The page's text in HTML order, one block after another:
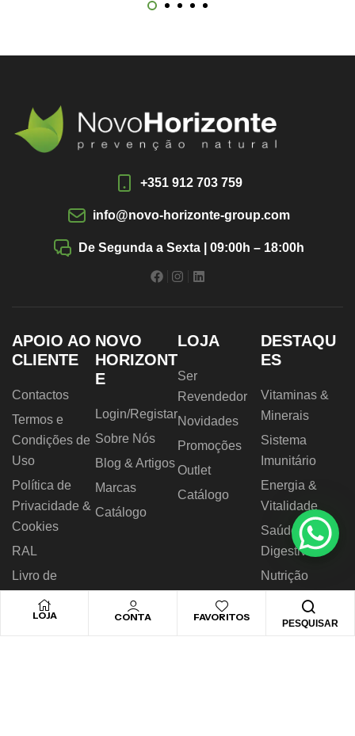
LOJA CONTA FAVORITOS
PESQUISAR
+351 912 703 759
info@novo-horizonte-group.com
De Segunda a Sexta | 09:00h – 18:00h
APOIO AO
CLIENTE
Contactos
Termos e
Condições de
Uso
Política de
Privacidade &
Cookies
RAL
Livro de
Reclamações
NOVO
HORIZONT
E
Login/Registar
Sobre Nós
Blog & Artigos
Marcas
Catálogo
LOJA
Ser
Revendedor
Novidades
Promoções
Outlet
Catálogo
DESTAQU
ES
Vitaminas &
Minerais
Sistema
Imunitário
Energia &
Vitalidade
Saúde
Digestiva
Nutrição